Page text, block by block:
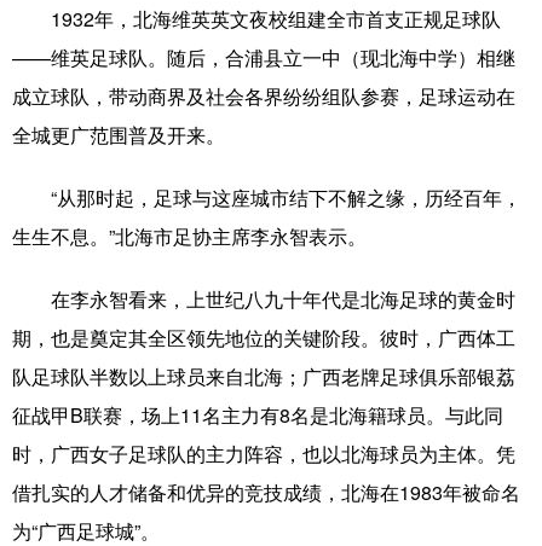
北京 天津 河北 山西
浙江 安徽
广东 广西 海南
陕西 甘肃 青海 宁夏
新疆 内蒙古 黑龙江
多语种频道
English
1932年，北海维英英文夜校组建全市首支正规足球队
——维英足球队。随后，合浦县立一中（现北海中学）相继
成立球队，带动商界及社会各界纷纷组队参赛，足球运动在
全城更广范围普及开来。
“从那时起，足球与这座城市结下不解之缘，历经百年，
生生不息。”北海市足协主席李永智表示。
在李永智看来，上世纪八九十年代是北海足球的黄金时
期，也是奠定其全区领先地位的关键阶段。彼时，广西体工
队足球队半数以上球员来自北海；广西老牌足球俱乐部银荔
征战甲B联赛，场上11名主力有8名是北海籍球员。与此同
时，广西女子足球队的主力阵容，也以北海球员为主体。凭
借扎实的人才储备和优异的竞技成绩，北海在1983年被命名
为“广西足球城”。